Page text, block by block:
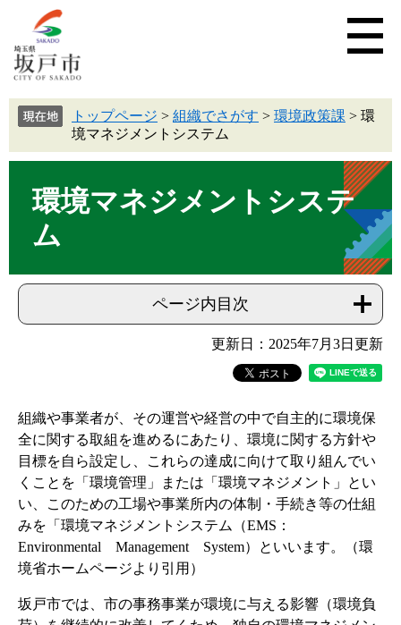
トップページ > 組織でさがす > 環境政策課 > 環
境マネジメントシステム
環境マネジメントシステ
ム
ページ内目次
更新日：2025年7月3日更新
組織や事業者が、その運営や経営の中で自主的に環境保
全に関する取組を進めるにあたり、環境に関する方針や
目標を自ら設定し、これらの達成に向けて取り組んでい
くことを「環境管理」または「環境マネジメント」とい
い、このための工場や事業所内の体制・手続き等の仕組
みを「環境マネジメントシステム（EMS：
Environmental Management System）といいます。（環
境省ホームページより引用）
坂戸市では、市の事務事業が環境に与える影響（環境負